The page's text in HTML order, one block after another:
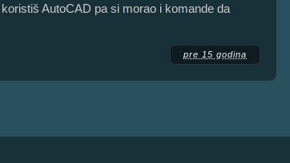
AutoCAD pa si morao i komande da
pre 15 godina